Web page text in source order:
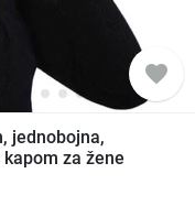
favorite
jednobojna,
za žene